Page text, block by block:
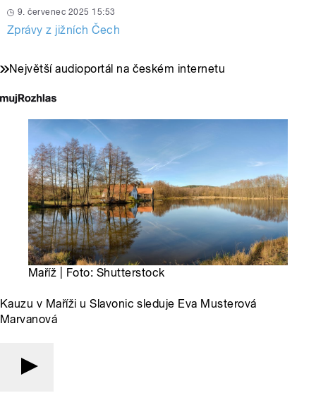
9. červenec 2025 15:53
Zprávy z jižních Čech
Největší audioportál na českém internetu
Maříž | Foto: Shutterstock
Kauzu v Maříži u Slavonic sleduje Eva Musterová
Marvanová